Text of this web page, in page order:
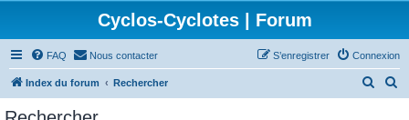
Cyclos-Cyclotes | Forum
FAQ Nous contacter Connexion
S’enregistrer
Index du forum Rechercher